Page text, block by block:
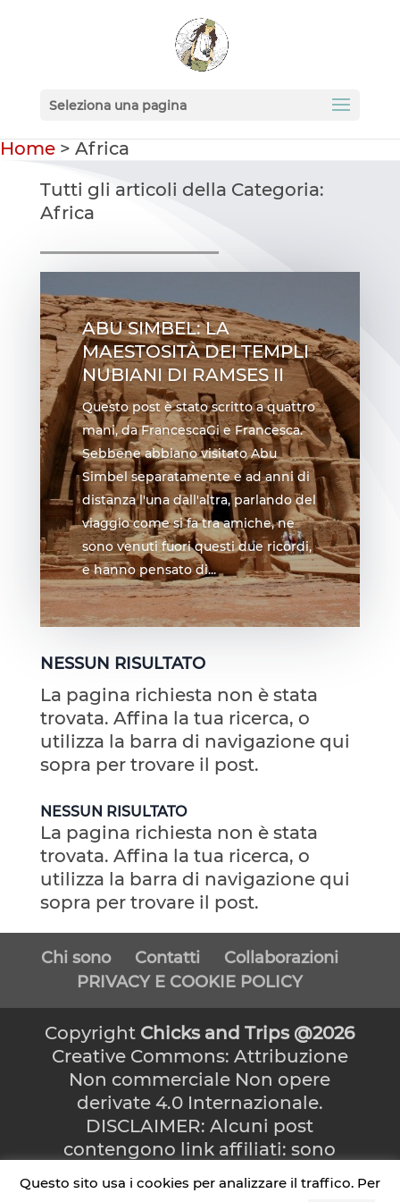
Seleziona una pagina
Home > Africa
Tutti gli articoli della Categoria:
Africa
ABU SIMBEL: LA
MAESTOSITÀ DEI TEMPLI
NUBIANI DI RAMSES II
Questo post è stato scritto a quattro
mani, da FrancescaGi e Francesca.
Sebbene abbiano visitato Abu
Simbel separatamente e ad anni di
distanza l'una dall'altra, parlando del
viaggio come si fa tra amiche, ne
sono venuti fuori questi due ricordi,
e hanno pensato di...
NESSUN RISULTATO
La pagina richiesta non è stata
trovata. Affina la tua ricerca, o
utilizza la barra di navigazione qui
sopra per trovare il post.
NESSUN RISULTATO
La pagina richiesta non è stata
trovata. Affina la tua ricerca, o
utilizza la barra di navigazione qui
sopra per trovare il post.
Chi sono Contatti
Collaborazioni
PRIVACY E COOKIE POLICY
Copyright Chicks and Trips @2026
Creative Commons: Attribuzione
Non commerciale Non opere
derivate 4.0 Internazionale.
DISCLAIMER: Alcuni post
contengono link affiliati: sono
collegamenti che, se cliccati,
possono far guadagnare una
Questo sito usa i cookies per analizzare il traffico. Per